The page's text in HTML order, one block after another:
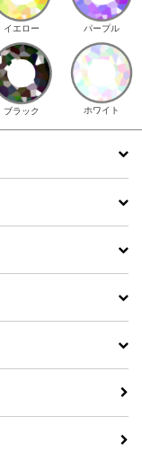
イエロー パープル
ブラック ホワイト